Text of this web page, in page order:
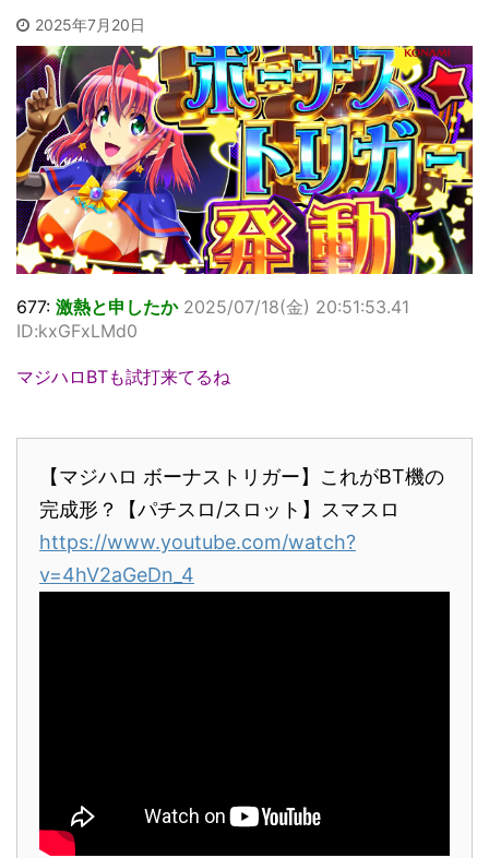
2025年7月20日
677: 激熱と申したか 2025/07/18(金) 20:51:53.41
ID:kxGFxLMd0
マジハロBTも試打来てるね
【マジハロ ボーナストリガー】これがBT機の
完成形？【パチスロ/スロット】スマスロ
https://www.youtube.com/watch?
v=4hV2aGeDn_4